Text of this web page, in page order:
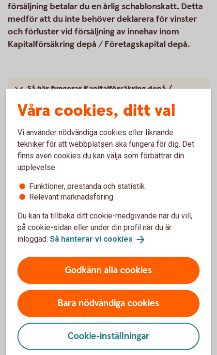
försäljning betalar du en årlig schablonskatt. Detta
medför att du inte behöver deklarera för vinster
och förluster vid försäljning av innehav inom
Kapitalförsäkring depå / Företagskapital depå.
Så här fungerar Kapitalförsäkring depå /
Vanliga frågor och svar
Måste man deklarera affärerna?
Finns det någon minimigräns?
Går det ta ut pengar när som helst?
Kan jag handla online i Kapitalspar Depå?
Våra cookies, ditt val
Vi använder nödvändiga cookies eller liknande
tekniker för att webbplatsen ska fungera för dig. Det
finns även cookies du kan välja som förbättrar din
upplevelse:
Funktioner, prestanda och statistik
Relevant marknadsföring
Du kan ta tillbaka ditt cookie-medgivande när du vill,
på cookie-sidan eller under din profil när du är
inloggad. Så hanterar vi cookies .
Godkänn alla cookies
Bara nödvändiga cookies
Cookie-inställningar